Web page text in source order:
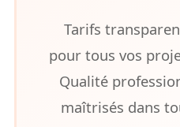
Tarifs
pour tous vos
Qualité
maîtrisés dans